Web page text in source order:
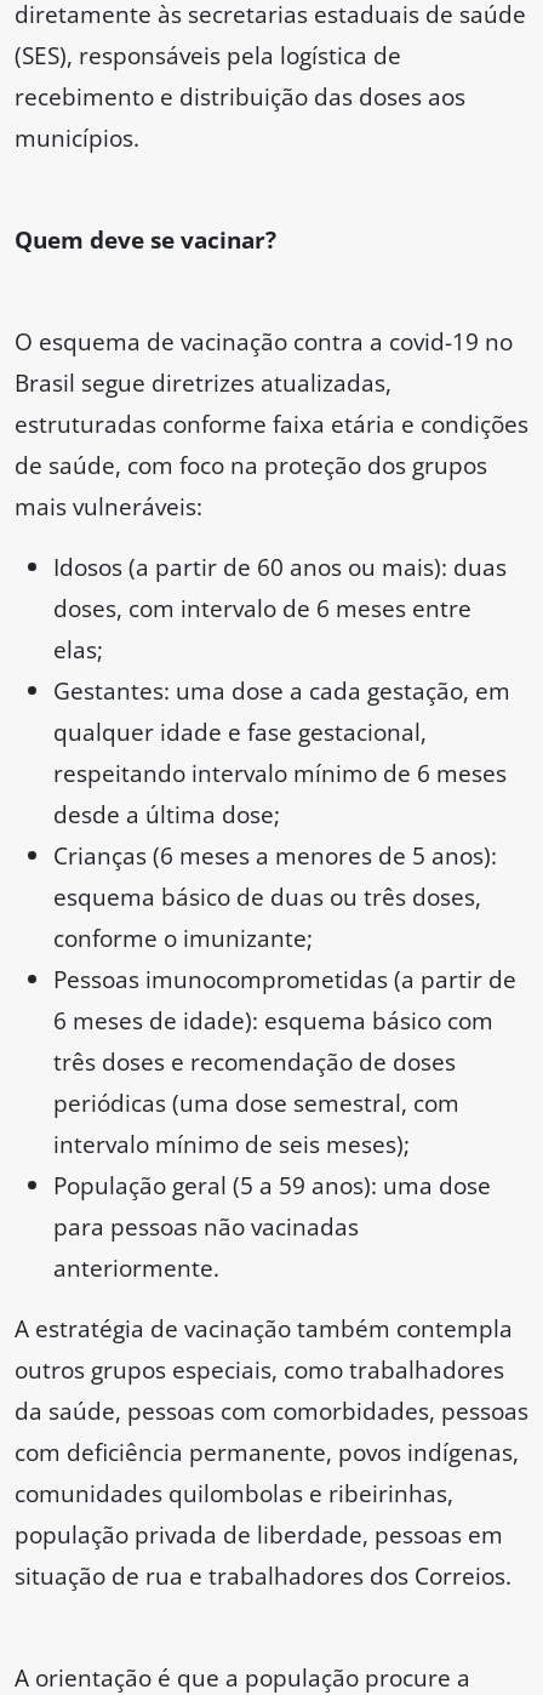
diretamente às secretarias estaduais de saúde
(SES), responsáveis pela logística de
recebimento e distribuição das doses aos
municípios.
Quem deve se vacinar?
O esquema de vacinação contra a covid-19 no
Brasil segue diretrizes atualizadas,
estruturadas conforme faixa etária e condições
de saúde, com foco na proteção dos grupos
mais vulneráveis:
Idosos (a partir de 60 anos ou mais): duas
doses, com intervalo de 6 meses entre
elas;
Gestantes: uma dose a cada gestação, em
qualquer idade e fase gestacional,
respeitando intervalo mínimo de 6 meses
desde a última dose;
Crianças (6 meses a menores de 5 anos):
esquema básico de duas ou três doses,
conforme o imunizante;
Pessoas imunocomprometidas (a partir de
6 meses de idade): esquema básico com
três doses e recomendação de doses
periódicas (uma dose semestral, com
intervalo mínimo de seis meses);
População geral (5 a 59 anos): uma dose
para pessoas não vacinadas
anteriormente.
A estratégia de vacinação também contempla
outros grupos especiais, como trabalhadores
da saúde, pessoas com comorbidades, pessoas
com deficiência permanente, povos indígenas,
comunidades quilombolas e ribeirinhas,
população privada de liberdade, pessoas em
situação de rua e trabalhadores dos Correios.
A orientação é que a população procure a